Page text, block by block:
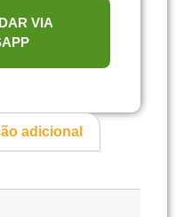
VIA
adicional